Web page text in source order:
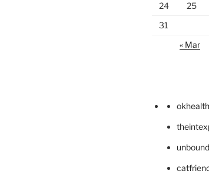
24
25
31
« Mar